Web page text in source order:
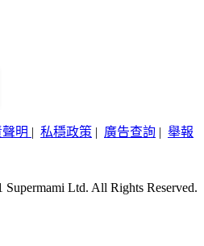
明 | 私穩政策 | 廣告查詢 | 舉報
Ltd. All Rights Reserved.